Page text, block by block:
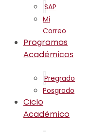
SAP
Mi
Correo
Programas
Académicos
Pregrado
Posgrado
Ciclo
Académico